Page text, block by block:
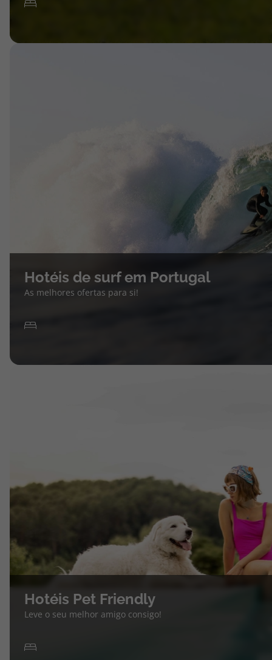
Hotéis de surf em Portugal
As melhores ofertas para si!
Hotéis Pet Friendly
Leve o seu melhor amigo consigo!